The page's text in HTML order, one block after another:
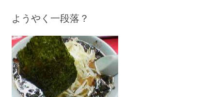
ようやく一段落？